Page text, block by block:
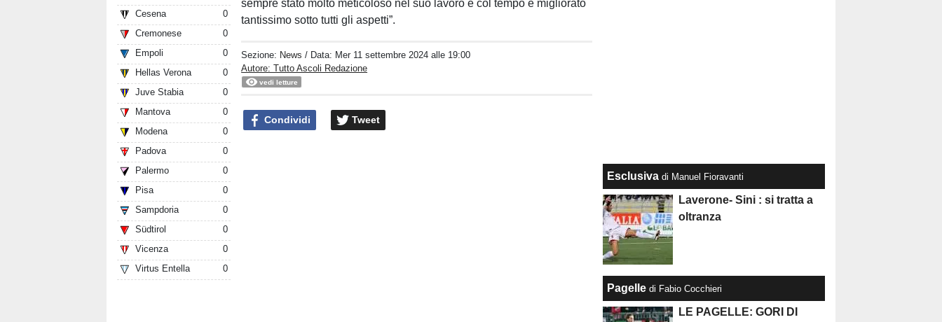
Cesena
0
Cremonese
0
Empoli
0
Hellas Verona
0
Juve Stabia
0
Mantova
0
Modena
0
Padova
0
Palermo
0
Pisa
0
Sampdoria
0
Südtirol
0
Vicenza
0
Virtus Entella
0
sempre stato molto meticoloso nel suo lavoro e col tempo è migliorato
tantissimo sotto tutti gli aspetti”.
Sezione: News / Data: Mer 11 settembre 2024 alle 19:00
Autore: Tutto Ascoli Redazione
vedi letture
Condividi Tweet
Esclusiva di Manuel Fioravanti
Laverone- Sini : si tratta a
oltranza
Pagelle di Fabio Cocchieri
LE PAGELLE: GORI DI